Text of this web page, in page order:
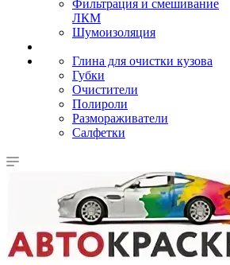
Фильтрация и смешивание
ЛКМ
Шумоизоляция
Глина для очистки кузова
Губки
Очистители
Полироли
Размораживатели
Салфетки